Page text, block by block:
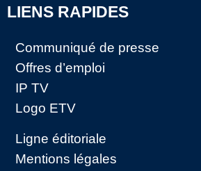
LIENS RAPIDES
Communiqué de presse
Offres d’emploi
IP TV
Logo ETV
Ligne éditoriale
Mentions légales